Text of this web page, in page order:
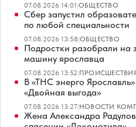
07.08.2026 14:01|ОБЩЕСТВО
Сбер запустил
по любой специальности
07.08.2026 13:58|ОБЩЕСТВО
Подростки разобрали на
машину ярославца
07.08.2026 13:52|
В «ТНС энерго
«Двойная выгода»
07.08.2026 13:27|НОВОСТИ
Жена Александра